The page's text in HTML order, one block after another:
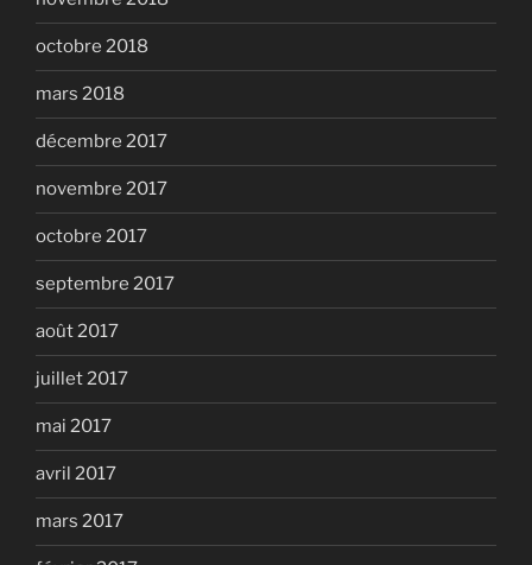
octobre 2018
mars 2018
décembre 2017
novembre 2017
octobre 2017
septembre 2017
août 2017
juillet 2017
mai 2017
avril 2017
mars 2017